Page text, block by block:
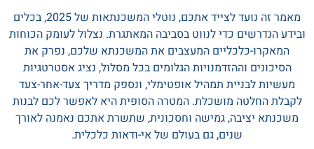
מאמר זה נועד לצייד אתכם, נוטלי המשכנתאות של 2025, בכלים
ובידע הנדרשים כדי לנווט בסביבה המאתגרת. נצלול לעומק הכוחות
המאקרו-כלכליים המעצבים את המשכנתא שלכם, נפרק את
הסיכונים וההזדמנויות הגלומים בכל מסלול, נציג אסטרטגיות
מעשיות לבניית תמהיל אופטימלי, ונספק מדריך צעד-אחר-צעד
לקבלת החלטה מושכלת. המטרה הסופית היא לאפשר לכם לבנות
משכנתא יציבה, גמישה וחסכונית, שתשרת אתכם נאמנה לאורך
שנים, גם בעולם של אי-ודאות כלכלית.